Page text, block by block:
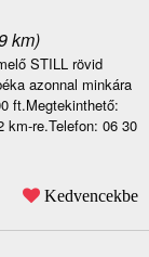
km)
STILL rövid
azonnal minkára
ft.Megtekinthető:
km-re.Telefon: 06 30
Kedvencekbe